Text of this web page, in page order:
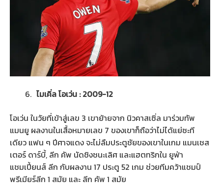
ไมเคิ่ล โอเว่น : 2009-12
โอเว่น ในวัยที่เข้าสู่เลข 3 เขาย้ายจาก นิวคาสเซิ่ล มาร่วมทัพ
แมนยู ผลงานในเสื้อหมายเลข 7 ของเขาก็ถือว่าไม่ได้แย่ซะที
เดียว แฟน ๆ ปีศาจแดง จะไม่ลืมประตูชัยของเขาในเกม แมนเชส
เตอร์ ดาร์บี้, ลีก คัพ นัดชิงชนะเลิศ และแฮตทริกใน ยูฟ่า
แชมเปี้ยนส์ ลีก กับผลงาน 17 ประตู 52 เกม ช่วยทีมคว้าแชมป์
พรีเมียร์ลีก 1 สมัย และ ลีก คัพ 1 สมัย